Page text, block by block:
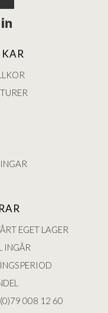
EGET LAGER
INGÅR
008 12 60